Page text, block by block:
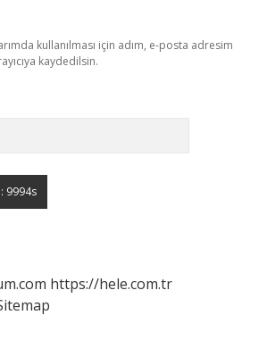
kullanılması için adım, e-posta adresim
kaydedilsin.
https://hele.com.tr